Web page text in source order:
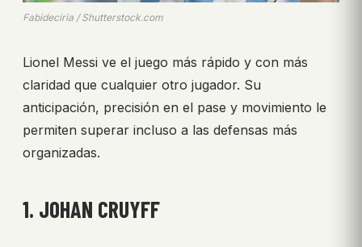
Fabideciria / Shutterstock.com
Lionel Messi ve el juego más rápido y con más
claridad que cualquier otro jugador. Su
anticipación, precisión en el pase y movimiento le
permiten superar incluso a las defensas más
organizadas.
1. JOHAN CRUYFF